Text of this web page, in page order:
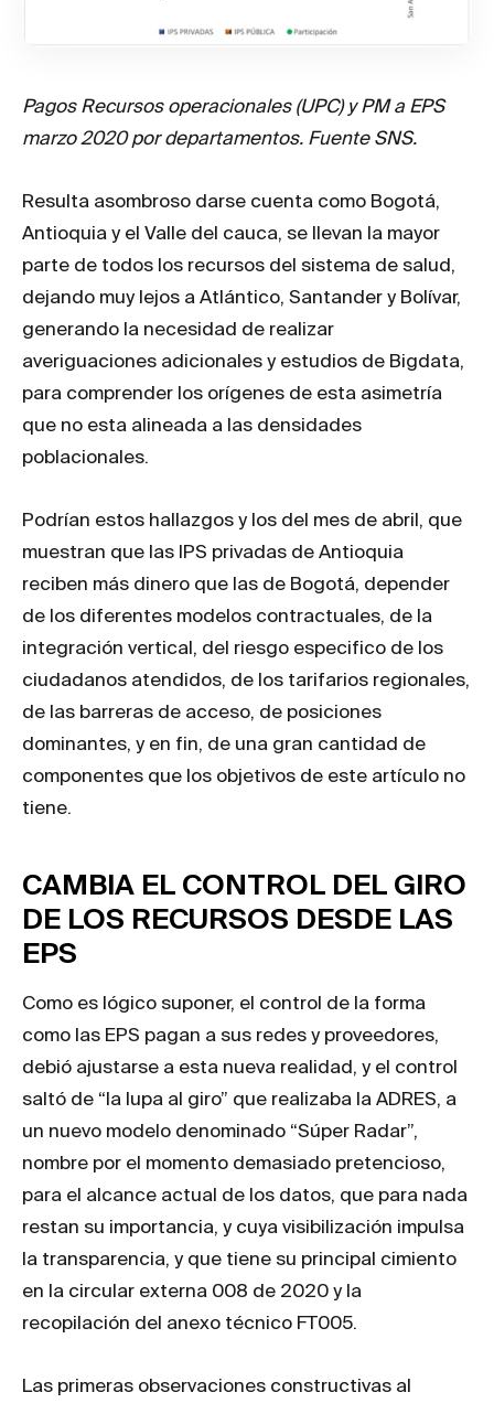
Pagos Recursos operacionales (UPC) y PM a EPS
marzo 2020 por departamentos. Fuente SNS.
Resulta asombroso darse cuenta como Bogotá,
Antioquia y el Valle del cauca, se llevan la mayor
parte de todos los recursos del sistema de salud,
dejando muy lejos a Atlántico, Santander y Bolívar,
generando la necesidad de realizar
averiguaciones adicionales y estudios de Bigdata,
para comprender los orígenes de esta asimetría
que no esta alineada a las densidades
poblacionales.
Podrían estos hallazgos y los del mes de abril, que
muestran que las IPS privadas de Antioquia
reciben más dinero que las de Bogotá, depender
de los diferentes modelos contractuales, de la
integración vertical, del riesgo especifico de los
ciudadanos atendidos, de los tarifarios regionales,
de las barreras de acceso, de posiciones
dominantes, y en fin, de una gran cantidad de
componentes que los objetivos de este artículo no
tiene.
CAMBIA EL CONTROL DEL GIRO
DE LOS RECURSOS DESDE LAS
EPS
Como es lógico suponer, el control de la forma
como las EPS pagan a sus redes y proveedores,
debió ajustarse a esta nueva realidad, y el control
saltó de “la lupa al giro” que realizaba la ADRES, a
un nuevo modelo denominado “Súper Radar”,
nombre por el momento demasiado pretencioso,
para el alcance actual de los datos, que para nada
restan su importancia, y cuya visibilización impulsa
la transparencia, y que tiene su principal cimiento
en la circular externa 008 de 2020 y la
recopilación del anexo técnico FT005.
Las primeras observaciones constructivas al